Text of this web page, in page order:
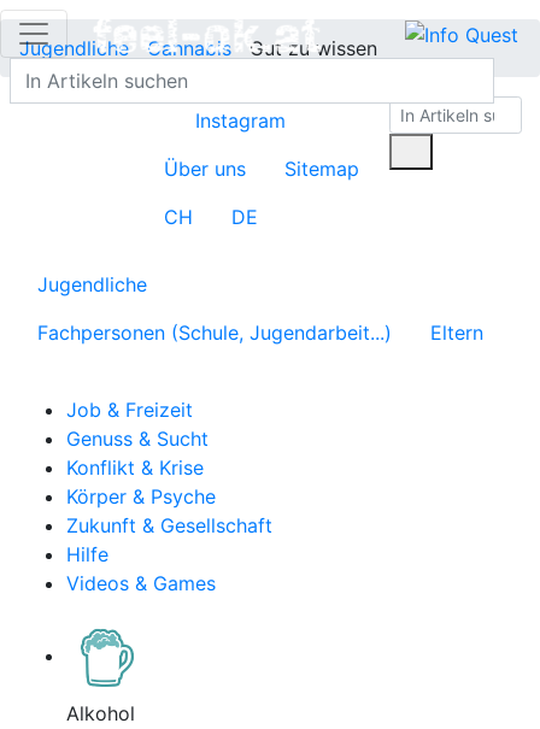
Jugendliche Cannabis Gut zu wissen
Instagram
Über uns
Sitemap
CH
DE
Jugendliche
Fachpersonen (Schule, Jugendarbeit...)
Eltern
Job & Freizeit
Genuss & Sucht
Konflikt & Krise
Körper & Psyche
Zukunft & Gesellschaft
Hilfe
Videos & Games
Alkohol